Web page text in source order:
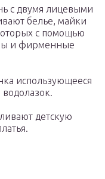
с двумя лицевыми
белье, майки
с помощью
и фирменные
использующееся
детскую